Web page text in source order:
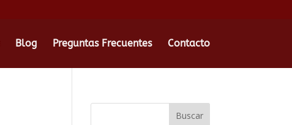
Blog Preguntas Frecuentes Contacto